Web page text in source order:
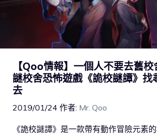
【Qoo情報】一個人不要去舊
謎校舍恐怖遊戲《詭校謎譚》找
去
2019/01/24 作者: Mr. Qoo
《詭校謎譚》是一款帶有動作冒險元素